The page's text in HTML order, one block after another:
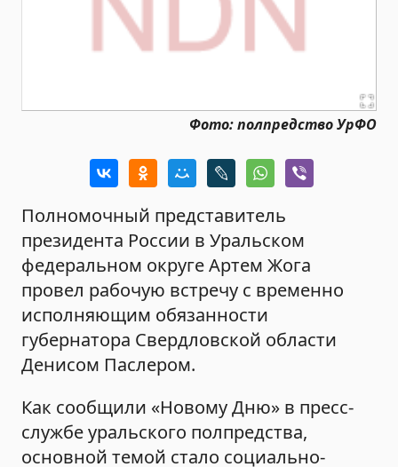
Фото: полпредство УрФО
Полномочный представитель
президента России в Уральском
федеральном округе Артем Жога
провел рабочую встречу с временно
исполняющим обязанности
губернатора Свердловской области
Денисом Паслером.
Как сообщили «Новому Дню» в пресс-
службе уральского полпредства,
основной темой стало социально-